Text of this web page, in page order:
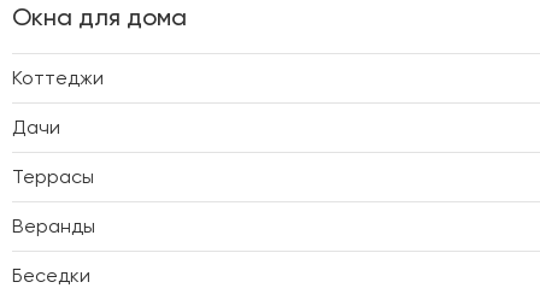
Окна для дома
Коттеджи
Дачи
Террасы
Веранды
Беседки